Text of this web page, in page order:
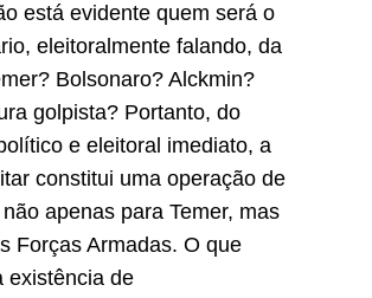
está evidente quem será o
eleitoralmente falando, da
Bolsonaro? Alckmin?
golpista? Portanto, do
e eleitoral imediato, a
constitui uma operação de
apenas para Temer, mas
Forças Armadas. O que
existência de